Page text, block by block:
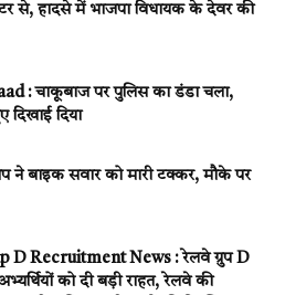
से, हादसे में भाजपा विधायक के देवर की
: चाकूबाज पर पुलिस का डंडा चला,
दिखाई दिया
ने बाइक सवार को मारी टक्कर, मौके पर
D Recruitment News : रेलवे ग्रुप D
को दी बड़ी राहत, रेलवे की